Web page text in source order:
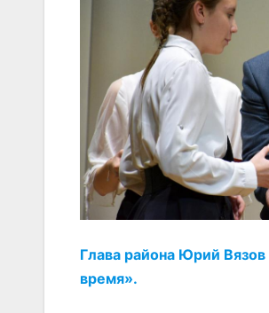
Глава района Юрий
время».